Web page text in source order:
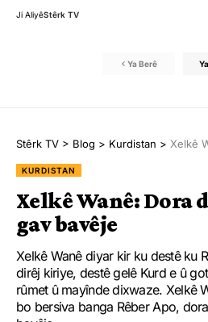
Ji AliyêStêrk TV
Ya Berê
Stêrk TV > Blog > Kurdistan > Xelkê
KURDISTAN
Xelkê Wanê: Dora
gav bavêje
Xelkê Wanê diyar kir ku destê ku
dirêj kiriye, destê gelê Kurd e û
rûmet û mayînde dixwaze. Xelkê
bo bersiva banga Rêber Apo,